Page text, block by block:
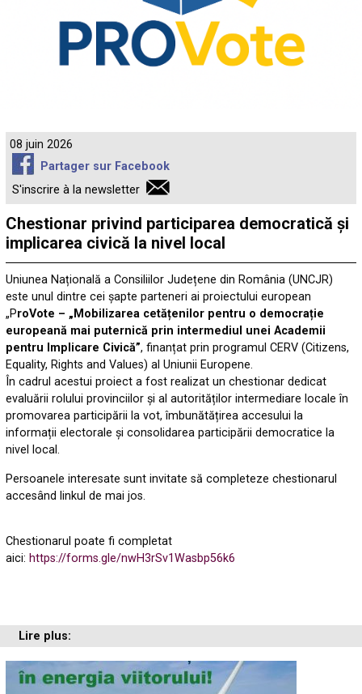
08 juin 2026
Partager sur Facebook
S'inscrire à la newsletter
Chestionar privind participarea democratică și
implicarea civică la nivel local
Uniunea Națională a Consiliilor Județene din România (UNCJR)
este unul dintre cei șapte parteneri ai proiectului european
„ProVote – „Mobilizarea cetățenilor pentru o democrație
europeană mai puternică prin intermediul unei Academii
pentru Implicare Civică”, finanțat prin programul CERV (Citizens,
Equality, Rights and Values) al Uniunii Europene.
În cadrul acestui proiect a fost realizat un chestionar dedicat
evaluării rolului provinciilor și al autorităților intermediare locale în
promovarea participării la vot, îmbunătățirea accesului la
informații electorale și consolidarea participării democratice la
nivel local.
Persoanele interesate sunt invitate să completeze chestionarul
accesând linkul de mai jos.
Chestionarul poate fi completat
aici: https://forms.gle/nwH3rSv1Wasbp56k6
Lire plus: